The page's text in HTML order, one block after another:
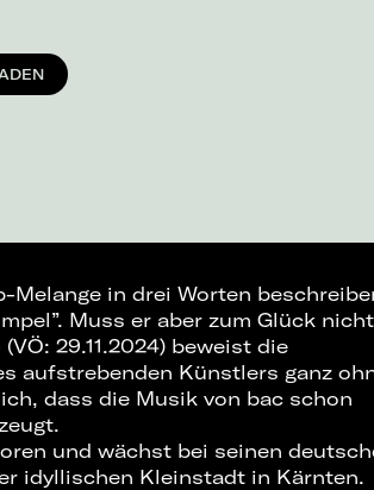
Melange in drei Worten
Muss er aber zum Glück
29.11.2024) beweist die
aufstrebenden Künstlers ganz
dass die Musik von bac schon
und wächst bei seinen
idyllischen Kleinstadt in Kärnten.